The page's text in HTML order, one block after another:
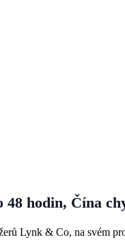
48 hodin, Čína
Lynk & Co, na svém